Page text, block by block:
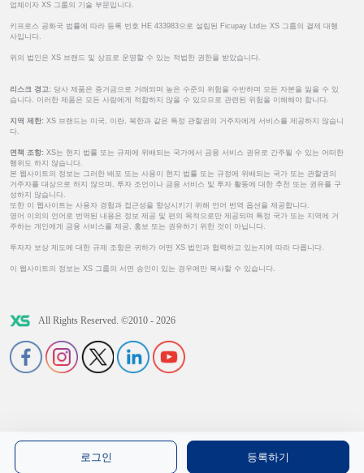
업체이자 XS 그룹의 기술 부문입니다.
키프로스 공화국 법률에 따라 등록 번호 HE 433983으로 설립된 Ficupay Ltd는 XS 그룹의 결제 대행
사입니다.
위의 법인은 XS 브랜드 및 상표로 운영할 수 있는 적법한 권한을 받았습니다.
리스크 경고: 당사 제품은 증거금으로 거래되며 높은 수준의 위험을 수반하며 모든 자본을 잃을 수 있
습니다. 이러한 제품은 모든 사람에게 적합하지 않을 수 있으므로 관련된 위험을 이해해야 합니다.
지역 제한: XS 브랜드는 미국, 이란, 북한과 같은 특정 관할권의 거주자에게 서비스를 제공하지 않습니
다.
면책 조항: XS는 현지 법률 또는 규제에 위배되는 국가에서 금융 서비스 권유로 간주될 수 있는 어떠한
행위도 하지 않습니다.
본 웹사이트의 정보는 그러한 배포 또는 사용이 현지 법률 또는 규정에 위배되는 국가 또는 관할권의
거주자를 대상으로 하지 않으며, 투자 조언이나 금융 서비스 및 투자 활동에 대한 추천 또는 권유를 구
성하지 않습니다.
또한 이 웹사이트는 사용자 경험과 접근성을 향상시키기 위해 언어 번역 옵션을 제공합니다.
영어 이외의 언어로 번역된 내용은 정보 제공 및 편의 목적으로만 제공되며 특정 국가 또는 지역에 거
주하는 개인에게 금융 서비스를 제공, 홍보 또는 권유하기 위한 것이 아닙니다.
투자자 보상 제도에 대한 규제 조항은 귀하가 어떤 XS 법인과 협력하고 있는지에 따라 다릅니다.
이 웹사이트의 정보는 XS 그룹의 서면 승인이 있는 경우에만 복사할 수 있습니다.
All Rights Reserved. ©2010 - 2026
로그인 등록하기